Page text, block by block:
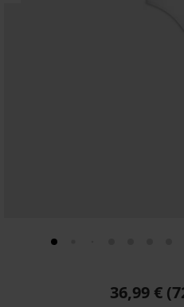
36,99 €